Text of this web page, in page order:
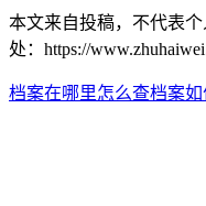
本文来自投稿，不代表
处：https://
档案在哪里怎么查档案